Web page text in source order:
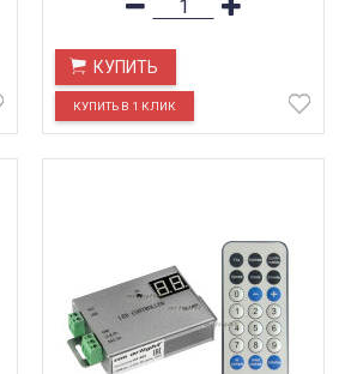
КУПИТЬ